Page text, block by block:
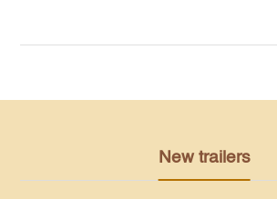
New trailers